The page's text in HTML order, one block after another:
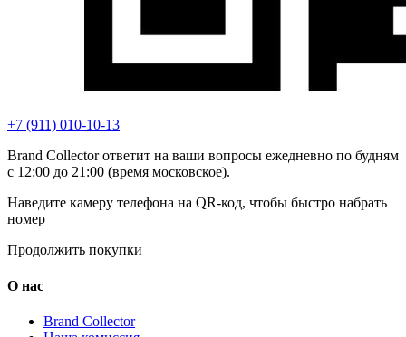
+7 (911) 010-10-13
Brand Collector ответит на ваши вопросы ежедневно по будням
с 12:00 до 21:00 (время московское).
Наведите камеру телефона на QR-код, чтобы быстро набрать
номер
Продолжить покупки
О нас
Brand Collector